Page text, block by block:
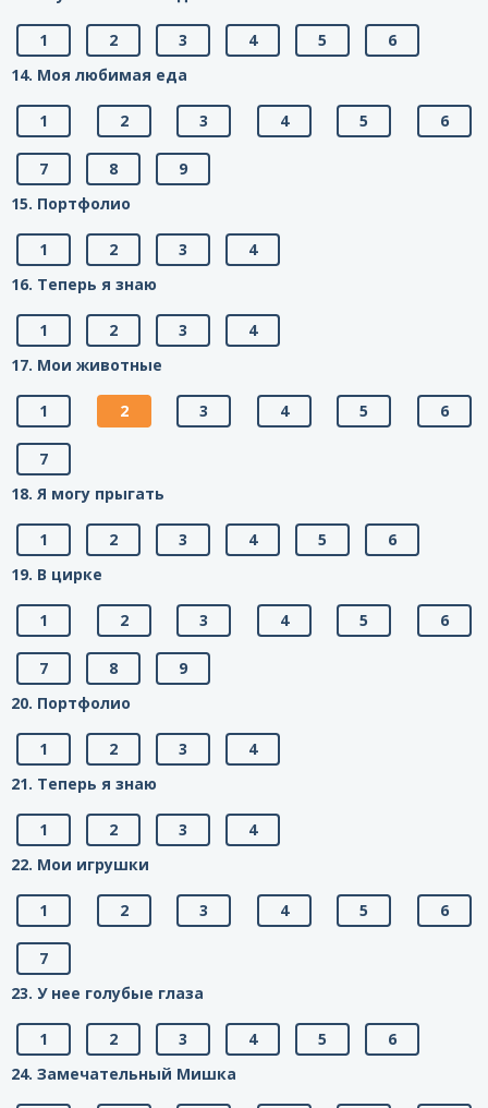
1 2 3 4 5
6
14. Моя любимая еда
1 2 3 4 5 6
7 8
9
15. Портфолио
1 2 3
4
16. Теперь я знаю
1 2 3
4
17. Мои животные
1 2 3 4 5 6
7
18. Я могу прыгать
1 2 3 4 5
6
19. В цирке
1 2 3 4 5 6
7 8
9
20. Портфолио
1 2 3
4
21. Теперь я знаю
1 2 3
4
22. Мои игрушки
1 2 3 4 5 6
7
23. У нее голубые глаза
1 2 3 4 5
6
24. Замечательный Мишка